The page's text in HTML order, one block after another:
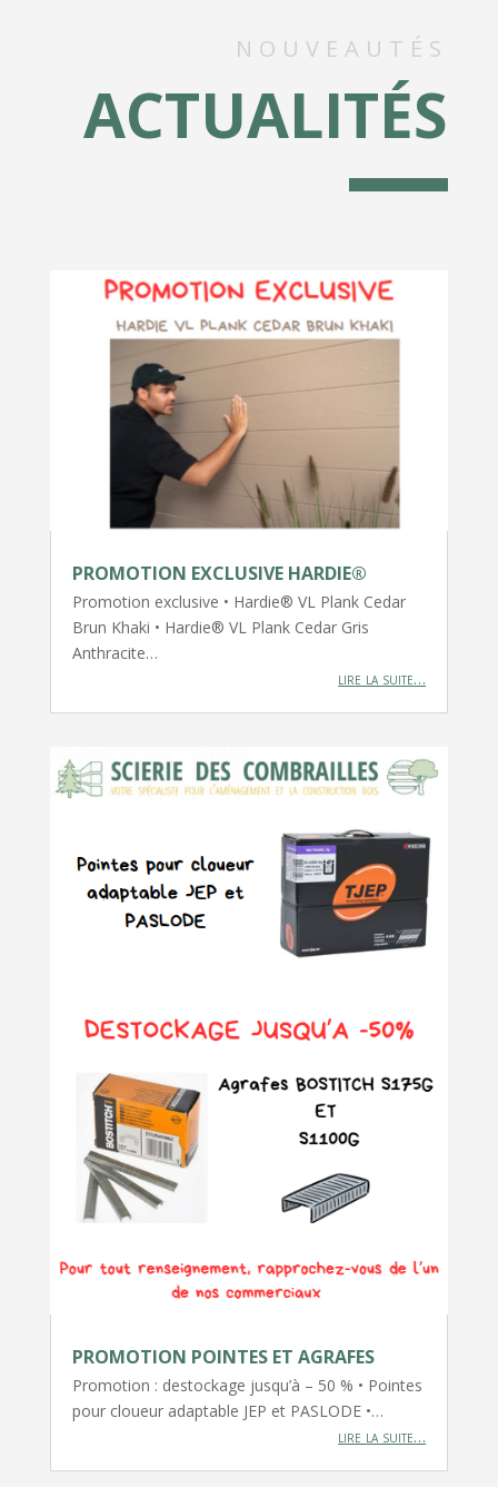
NOUVEAUTÉS
ACTUALITÉS
PROMOTION EXCLUSIVE HARDIE®
Promotion exclusive • Hardie® VL Plank Cedar
Brun Khaki • Hardie® VL Plank Cedar Gris
Anthracite…
lire la suite…
PROMOTION POINTES ET AGRAFES
Promotion : destockage jusqu’à – 50 % • Pointes
pour cloueur adaptable JEP et PASLODE •…
lire la suite…